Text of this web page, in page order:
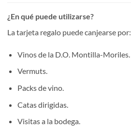
¿En qué puede utilizarse?
La tarjeta regalo puede canjearse por:
Vinos de la D.O. Montilla-Moriles.
Vermuts.
Packs de vino.
Catas dirigidas.
Visitas a la bodega.